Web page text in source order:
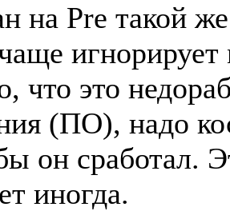
на Pre такой
что это
(ПО), надо
он сработал.
иногда.